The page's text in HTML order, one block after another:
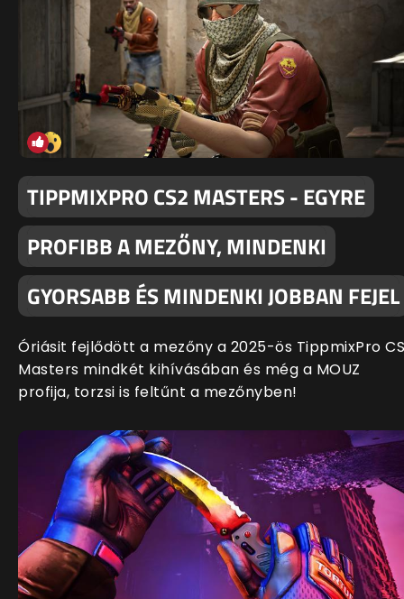
TIPPMIXPRO CS2 MASTERS - EGYRE
PROFIBB A MEZŐNY, MINDENKI
GYORSABB ÉS MINDENKI JOBBAN FEJEL
Óriásit fejlődött a mezőny a 2025-ös TippmixPro
Masters mindkét kihívásában és még a MOUZ
profija, torzsi is feltűnt a mezőnyben!